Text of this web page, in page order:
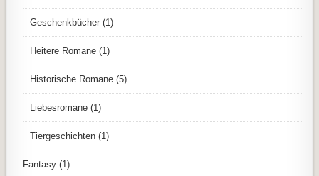
Geschenkbücher (1)
Heitere Romane (1)
Historische Romane (5)
Liebesromane (1)
Tiergeschichten (1)
Fantasy (1)